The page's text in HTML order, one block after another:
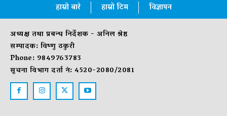
हाम्रो बारे हाम्रो टिम विज्ञापन
अध्यक्ष तथा प्रबन्ध निर्देशक - अनिल श्रेष्ठ
सम्पादक: विष्णु ठकुरी
Phone: 9849763783
सूचना विभाग दर्ता नं: 4520-2080/2081